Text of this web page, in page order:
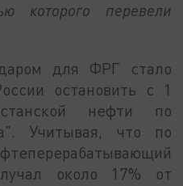
которого перевели
для ФРГ стало
остановить с 1
нефти по
Учитывая, что по
около 17% от